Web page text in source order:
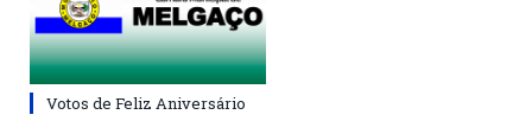
Votos de Feliz Aniversário